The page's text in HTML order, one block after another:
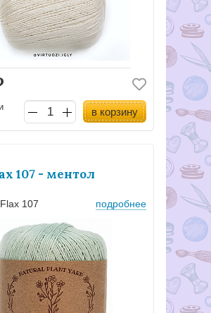
в корзину
107 - ментол
107 подробнее